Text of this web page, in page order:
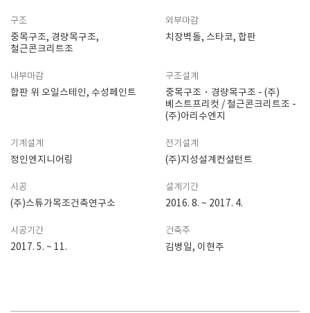
구조
중목구조, 경량목구조,
철근콘크리트조
외부마감
치장벽돌, 스타코, 합판
내부마감
합판 위 오일스테인, 수성페인트
구조설계
중목구조・경량목구조 - (주)
베스트프리컷 / 철근콘크리트조 -
(주)아리수엔지
기계설계
정인엔지니어링
전기설계
(주)지성설계컨설턴트
시공
(주)스튜가목조건축연구소
설계기간
2016. 8. ~ 2017. 4.
시공기간
2017. 5. ~ 11.
건축주
김병일, 이현주